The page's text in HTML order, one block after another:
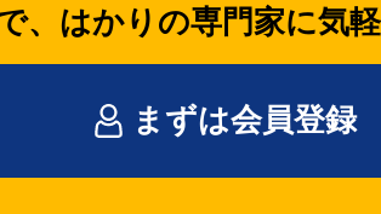
、はかりの専門家に気
まずは会員登録